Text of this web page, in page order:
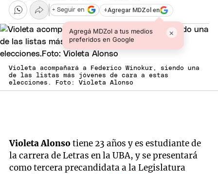
+Agregar MDZol en
Agregá MDZol a tus medios
preferidos en Google
×
+ Seguir en
Violeta acompañará a Federico Winokur, siendo una
de las listas más jóvenes de cara a estas
elecciones. Foto: Violeta Alonso
VioletaAlonsotiene 23 años y es estudiante de
la carrera de Letras en la UBA, y se presentará
como tercera precandidata a la Legislatura